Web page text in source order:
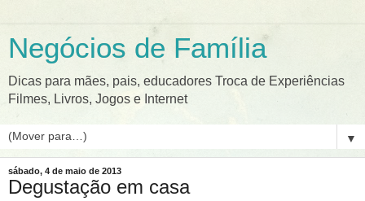
Negócios de Família
Dicas para mães, pais, educadores Troca de Experiências
Filmes, Livros, Jogos e Internet
▼
sábado, 4 de maio de 2013
Degustação em casa